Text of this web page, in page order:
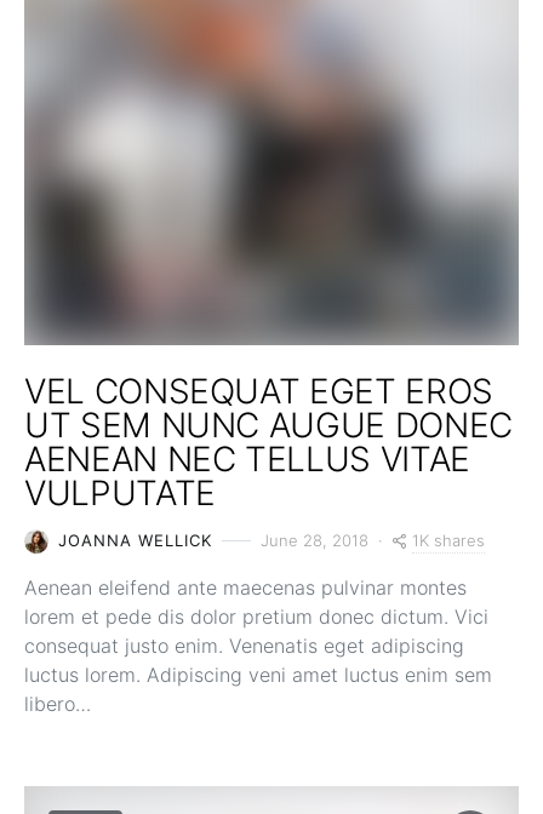
VEL CONSEQUAT EGET EROS
UT SEM NUNC AUGUE DONEC
AENEAN NEC TELLUS VITAE
VULPUTATE
JOANNA WELLICK June 28, 2018 1K shares
Aenean eleifend ante maecenas pulvinar montes
lorem et pede dis dolor pretium donec dictum. Vici
consequat justo enim. Venenatis eget adipiscing
luctus lorem. Adipiscing veni amet luctus enim sem
libero…